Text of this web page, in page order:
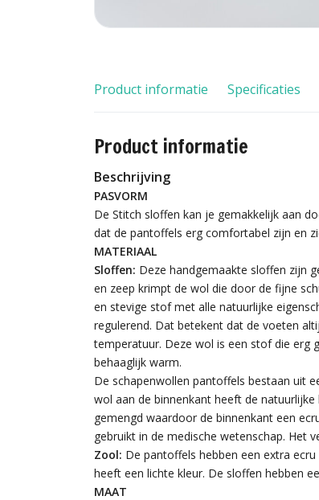
Product informatie Specificaties
Product informatie
Beschrijving
PASVORM
De Stitch sloffen kan je gemakkelijk aan
dat de pantoffels erg comfortabel zijn en
MATERIAAL
Sloffen: Deze handgemaakte sloffen zijn
en zeep krimpt de wol die door de fijne
en stevige stof met alle natuurlijke
regulerend. Dat betekent dat de voeten
temperatuur. Deze wol is een stof die erg
behaaglijk warm.
De schapenwollen pantoffels bestaan uit
wol aan de binnenkant heeft de
gemengd waardoor de binnenkant een
gebruikt in de medische wetenschap. Het
Zool: De pantoffels hebben een extra
heeft een lichte kleur. De sloffen hebben
MAAT